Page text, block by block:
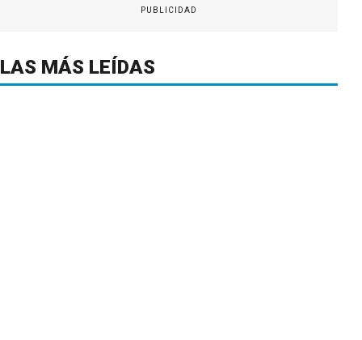
PUBLICIDAD
LAS MÁS LEÍDAS